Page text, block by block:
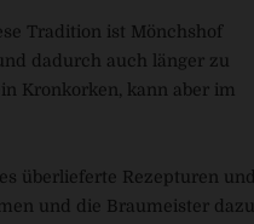
Tradition ist Mönchshof
dadurch auch länger zu
Kronkorken, kann aber im
überlieferte Rezepturen und
und die Braumeister dazu